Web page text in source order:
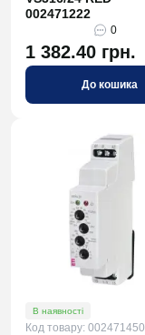
002471222
0
1 382.40 грн.
До кошика
В наявності
Код товару: 002471450